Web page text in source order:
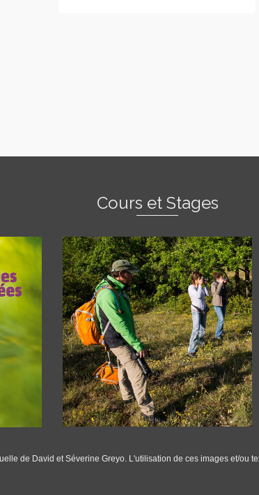
Cours et Stages
de David et Séverine Greyo. L'utilisation de ces images et/ou